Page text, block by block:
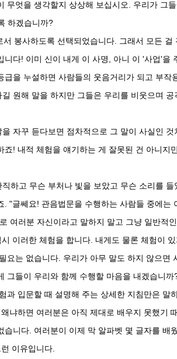
무엇을 생각할지 상상해 보십시오. 우리가 그
하겠습니까?
봉사하도록 선택되었습니다. 그래서 모든 걸
니다! 이미 신이 내게 이 사명, 아니 이 '사업'을
급을 누설하면 사람들의 웃음거리가 되고 부작
원해 말을 하지만 그들은 우리를 비웃으며
자꾸 듣다보면 점차적으로 그 말이 사실인
! 내적 체험을 얘기하는 게 잘못된 건 아니지
하고 무슨 부처나 빛을 보았고 무슨 소리를
"글쎄요! 관음법문을 수행하는 사람들 중에는
여러분 자신이라고 말하지 말고 그냥 일반적
이러한 체험을 합니다. 내게도 물론 체험이
요는 없습니다. 우리가 아무 말도 하지 않으면
그들이 우리와 함께 수행할 마음을 내겠습니까
과 입문할 때 설명해 주는 상세한 지침만은 말
냐하면 여러분은 아직 제대로 배우지 못했기
습니다. 여러분이 이제 막 알파벳 몇 글자를 배
이유입니다.